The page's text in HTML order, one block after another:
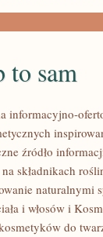
sam
informacyjno-
źródło
składnikach
naturalnymi
i włosów i
do